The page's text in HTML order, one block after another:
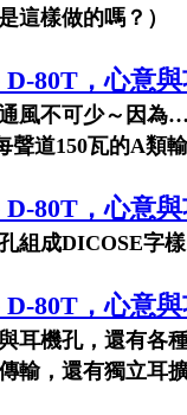
這樣做的嗎？）
風不可少～因為…
聲道150瓦的A類
組成DICOSE字
耳機孔，還有各
輸，還有獨立耳